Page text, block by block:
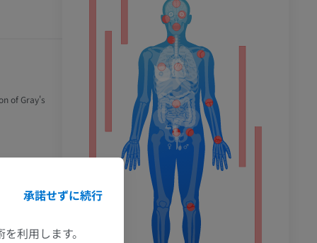
of Gray's
承諾せずに続行
利用します。